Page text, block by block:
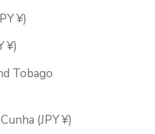
¥)
¥)
Tobago
(JPY ¥)